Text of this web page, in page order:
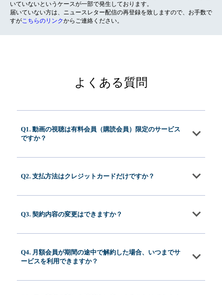
いていないというケースが一部で発生しております。
届いていない方は、ニュースレター配信の再登録を致しますので、お手数で
すがこちらのリンクからご連絡ください。
よくある質問
Q1. 動画の視聴は有料会員（購読会員）限定のサービス
ですか？
Q2. 支払方法はクレジットカードだけですか？
Q3. 契約内容の変更はできますか？
Q4. 月額会員が期間の途中で解約した場合、いつまでサ
ービスを利用できますか？